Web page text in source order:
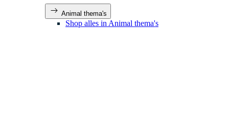
Animal thema's
Shop alles in Animal thema's